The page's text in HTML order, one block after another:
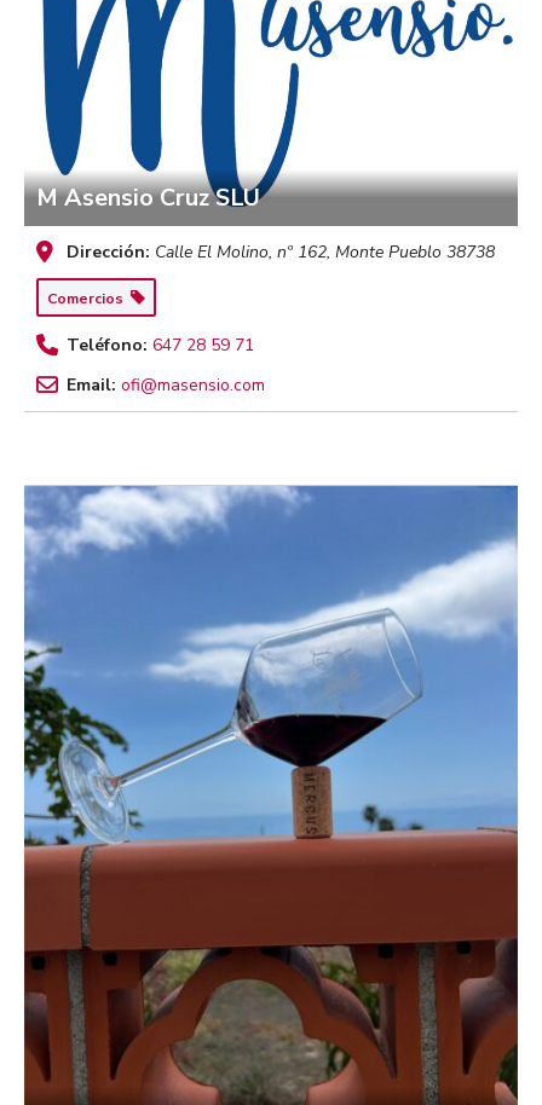
M Asensio Cruz SLU
Dirección: Calle El Molino, nº 162, Monte Pueblo 38738
Comercios
Teléfono: 647 28 59 71
Email: ofi@masensio.com